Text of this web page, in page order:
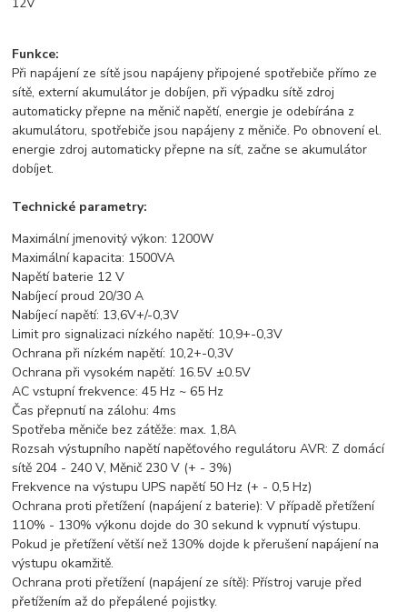
Funkce:
Při napájení ze sítě jsou napájeny připojené spotřebiče přímo ze
sítě, externí akumulátor je dobíjen, při výpadku sítě zdroj
automaticky přepne na měnič napětí, energie je odebírána z
akumulátoru, spotřebiče jsou napájeny z měniče. Po obnovení el.
energie zdroj automaticky přepne na síť, začne se akumulátor
dobíjet.
Technické parametry:
Maximální jmenovitý výkon: 1200W
Maximální kapacita: 1500VA
Napětí baterie 12 V
Nabíjecí proud 20/30 A
Nabíjecí napětí: 13,6V+/-0,3V
Limit pro signalizaci nízkého napětí: 10,9+-0,3V
Ochrana při nízkém napětí: 10,2+-0,3V
Ochrana při vysokém napětí: 16.5V ±0.5V
AC vstupní frekvence: 45 Hz ~ 65 Hz
Čas přepnutí na zálohu: 4ms
Spotřeba měniče bez zátěže: max. 1,8A
Rozsah výstupního napětí napěťového regulátoru AVR: Z domácí
sítě 204 - 240 V, Měnič 230 V (+ - 3%)
Frekvence na výstupu UPS napětí 50 Hz (+ - 0,5 Hz)
Ochrana proti přetížení (napájení z baterie): V případě přetížení
110% - 130% výkonu dojde do 30 sekund k vypnutí výstupu.
Pokud je přetížení větší než 130% dojde k přerušení napájení na
výstupu okamžitě.
Ochrana proti přetížení (napájení ze sítě): Přístroj varuje před
přetížením až do přepálené pojistky.